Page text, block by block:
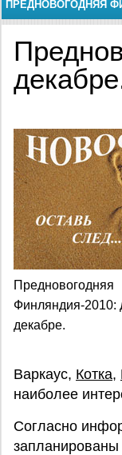
ПРЕДНОВОГОДНЯЯ
Предновогодняя
Финляндия-2010:
декабре.
Варкаус, Котка,
наиболее
Согласно